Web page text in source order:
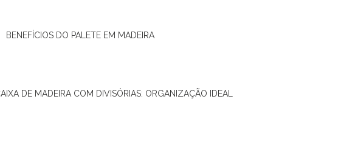
BENEFÍCIOS DO PALETE EM MADEIRA
CAIXA DE MADEIRA COM DIVISÓRIAS: ORGANIZAÇÃO IDEAL